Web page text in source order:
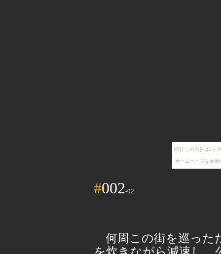
[PR] この広告は3ヶ
ホームページを更
#002-02
何周この街を巡った